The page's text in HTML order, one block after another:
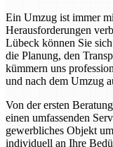
Ein Umzug ist immer
Herausforderungen
Lübeck können Sie
die Planung, den
kümmern uns
und nach dem Umzug
Von der ersten
einen umfassenden
gewerbliches Objekt
individuell an Ihre